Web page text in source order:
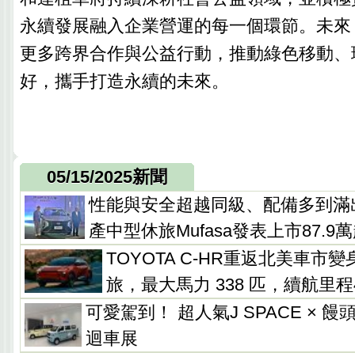
永續發展融入企業營運的每一個環節。未
更多跨界合作與公益行動，推動綠色移動
好，攜手打造永續的未來。
05/15/2025新聞
性能與安全超越同級、配備多到
產中型休旅Mufasa發表上市87.9
TOYOTA C-HR重返北美車市變
旅，最大馬力 338 匹，續航里
可愛駕到！ 超人氣J SPACE × 饅
迴車展